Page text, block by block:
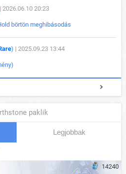
| 2026.06.10 20:23
börtön meghibásodás
) | 2025.09.23 13:44
paklik
Legjobbak
14240